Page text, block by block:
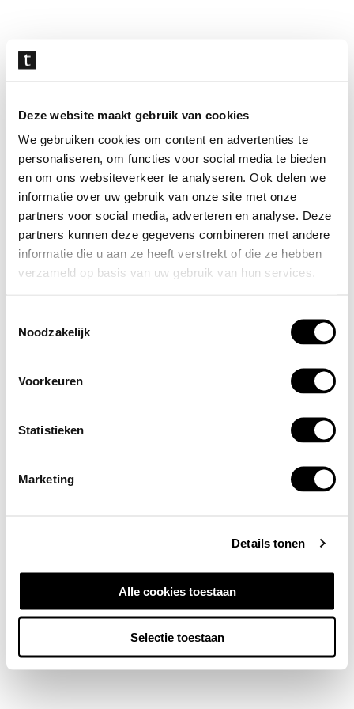
Deze website maakt gebruik van cookies
We gebruiken cookies om content en advertenties te
personaliseren, om functies voor social media te bieden
en om ons websiteverkeer te analyseren. Ook delen we
informatie over uw gebruik van onze site met onze
partners voor social media, adverteren en analyse. Deze
partners kunnen deze gegevens combineren met andere
informatie die u aan ze heeft verstrekt of die ze hebben
verzameld op basis van uw gebruik van hun services.
Noodzakelijk
Voorkeuren
Statistieken
Marketing
Details tonen
Alle cookies toestaan
Selectie toestaan
overslaan